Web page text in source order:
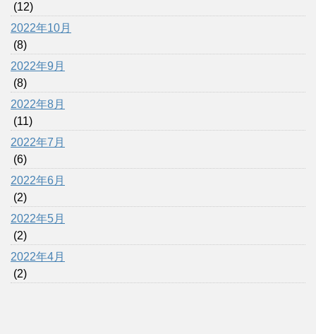
(12)
2022年10月
(8)
2022年9月
(8)
2022年8月
(11)
2022年7月
(6)
2022年6月
(2)
2022年5月
(2)
2022年4月
(2)